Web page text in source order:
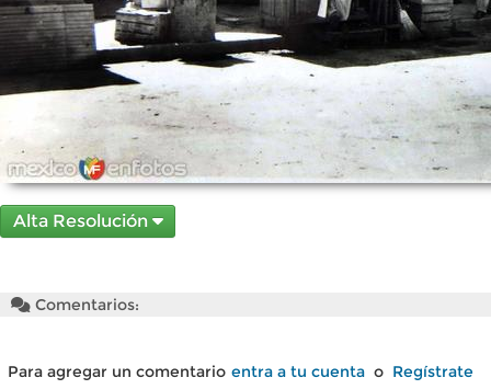
Alta Resolución
Comentarios:
Para agregar un comentario entra a tu cuenta o Regístrate